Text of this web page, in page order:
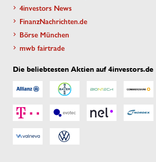
4investors News
FinanzNachrichten.de
Börse München
mwb fairtrade
Die beliebtesten Aktien auf 4investors.de